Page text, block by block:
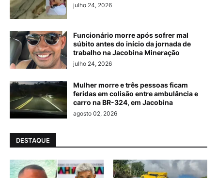
julho 24, 2026
Funcionário morre após sofrer mal
súbito antes do início da jornada de
trabalho na Jacobina Mineração
julho 24, 2026
Mulher morre e três pessoas ficam
feridas em colisão entre ambulância e
carro na BR-324, em Jacobina
agosto 02, 2026
DESTAQUE